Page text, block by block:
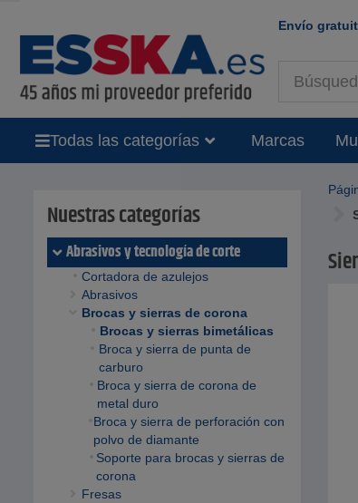
Envío
Todas las categorías Marcas
Nuestras categorías
Abrasivos y tecnología de corte
Cortadora de azulejos
Abrasivos
Brocas y sierras de corona
Brocas y sierras bimetálicas
Broca y sierra de punta de
carburo
Broca y sierra de corona de
metal duro
Broca y sierra de perforación con
polvo de diamante
Soporte para brocas y sierras de
corona
Fresas